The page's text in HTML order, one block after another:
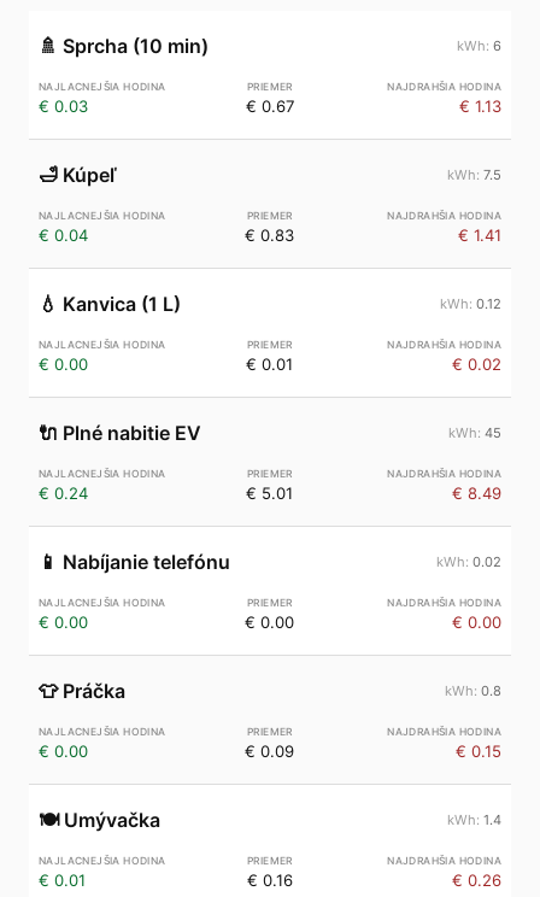
🚿 Sprcha (10 min) 6
€ 0.03 € 0.67 € 1.13
🛁 Kúpeľ 7.5
€ 0.04 € 0.83 € 1.41
💧 Kanvica (1 L) 0.12
€ 0.00 € 0.01 € 0.02
🔌 Plné nabitie EV 45
€ 0.24 € 5.01 € 8.49
📱 Nabíjanie telefónu 0.02
€ 0.00 € 0.00 € 0.00
👕 Práčka 0.8
€ 0.00 € 0.09 € 0.15
🍽️ Umývačka 1.4
€ 0.01 € 0.16 € 0.26